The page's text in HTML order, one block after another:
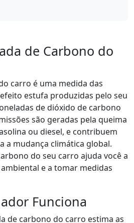
de Carbono do
carro é uma medida das
estufa produzidas pelo seu
de dióxido de carbono
são geradas pela queima
ou diesel, e contribuem
a mudança climática global.
do seu carro ajuda você a
e a tomar medidas
Funciona
de carbono do carro estima as